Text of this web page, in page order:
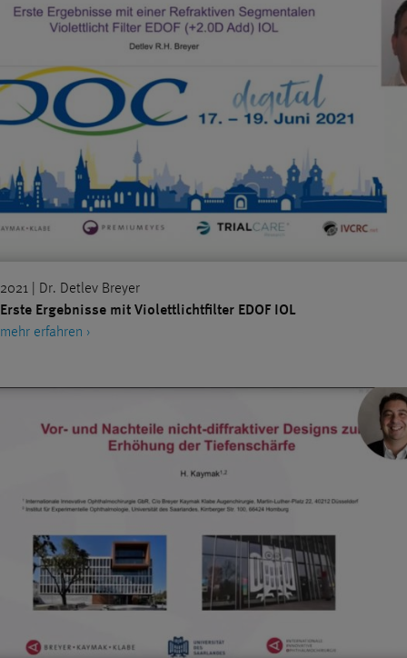
2021 | Dr. Detlev Breyer
Erste Ergebnisse mit Violettlichtfilter EDOF IOL
mehr erfahren ›